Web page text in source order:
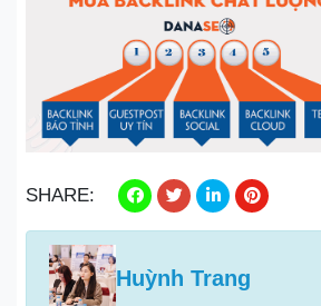
SHARE:
Huỳnh Trang